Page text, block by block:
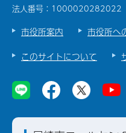
法人番号：1000020282022
市役所案内 市役所へ
このサイトについて